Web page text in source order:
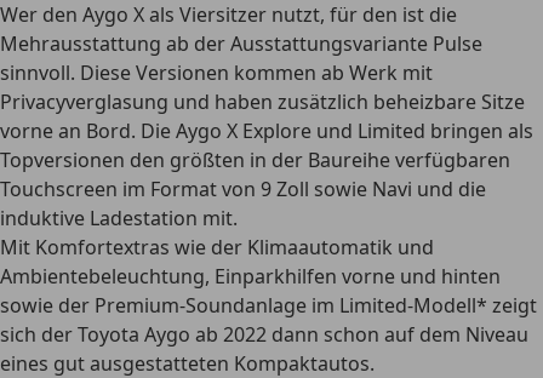
Wer den Aygo X als Viersitzer nutzt, für den ist die
Mehrausstattung ab der Ausstattungsvariante Pulse
sinnvoll. Diese Versionen kommen ab Werk mit
Privacyverglasung und haben zusätzlich beheizbare Sitze
vorne an Bord. Die Aygo X Explore und Limited bringen als
Topversionen den größten in der Baureihe verfügbaren
Touchscreen im Format von 9 Zoll sowie Navi und die
induktive Ladestation mit.
Mit Komfortextras wie der Klimaautomatik und
Ambientebeleuchtung, Einparkhilfen vorne und hinten
sowie der Premium-Soundanlage im Limited-Modell* zeigt
sich der Toyota Aygo ab 2022 dann schon auf dem Niveau
eines gut ausgestatteten Kompaktautos.